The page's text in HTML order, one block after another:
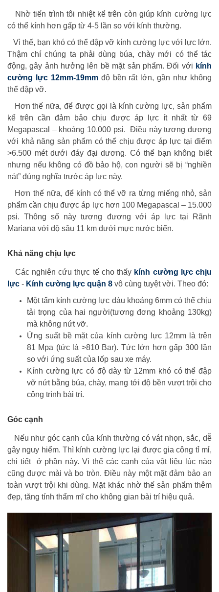
Nhờ tiến trình tôi nhiệt kể trên còn giúp kính cường lực
có thể kính hơn gấp từ 4-5 lần so với kính thường.
Vì thế, bạn khó có thể đập vỡ kính cường lực với lực lớn.
Thậm chí chúng ta phải dùng búa, chày mới có thể tác
động, gây ảnh hưởng lên bề mặt sản phẩm. Đối với kính
cường lực 12mm-19mmđộ bền rất lớn, gần như không
thể đập vỡ.
Hơn thế nữa, để được gọi là kính cường lực, sản phẩm
kể trên cần đảm bảo chịu được áp lực ít nhất từ 69
Megapascal – khoảng 10.000 psi. Điều này tương đương
với khả năng sản phẩm có thể chịu được áp lực tại điểm
>6.500 mét dưới đáy đại dương. Có thể bạn không biết
nhưng nếu không có đồ bảo hộ, con người sẽ bị “nghiền
nát” đúng nghĩa trước áp lực này.
Hơn thế nữa, để kính có thể vỡ ra từng miếng nhỏ, sản
phẩm cần chịu được áp lực hơn 100 Megapascal – 15.000
psi. Thông số này tương đương với áp lực tại Rãnh
Mariana với độ sâu 11 km dưới mực nước biển.
Khả năng chịu lực
Các nghiên cứu thực tế cho thấy kính cường lực chịu
lực - Kính cường lực quận 8 vô cùng tuyệt vời. Theo đó:
Một tấm kính cường lực dàu khoảng 6mm có thể chịu
tải trọng của hai người(tương đơng khoảng 130kg)
mà không nứt vỡ.
Ứng suất bề mặt của kính cường lực 12mm là trên
81 Mpa (tức là >810 Bar). Tức lớn hơn gấp 300 lần
so với ứng suất của lốp sau xe máy.
Kính cường lực có độ dày từ 12mm khó có thể đập
vỡ nứt bằng búa, chày, mang tới độ bền vượt trội cho
công trình bài trí.
Góc cạnh
Nếu như góc cạnh của kính thường có vát nhọn, sắc, dễ
gây nguy hiểm. Thì kính cường lực lại được gia công tỉ mỉ,
chi tiết ở phần này. Vì thế các cạnh của vật liệu lúc nào
cũng được mài và bo tròn. Điều này một mặt đảm bảo an
toàn vượt trội khi dùng. Mặt khác nhờ thế sản phẩm thêm
đẹp, tăng tính thẩm mĩ cho không gian bài trí hiệu quả.